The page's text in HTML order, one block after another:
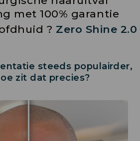
met 100% garantie
? Zero Shine 2.0
steeds populairder,
zit dat precies?